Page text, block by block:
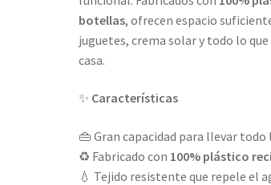
botellas, ofrecen espacio
juguetes, crema solar y todo lo
casa.
✨ Características
👜 Gran capacidad para llevar
♻️ Fabricado con 100% plástico
💧 Tejido resistente que repele el